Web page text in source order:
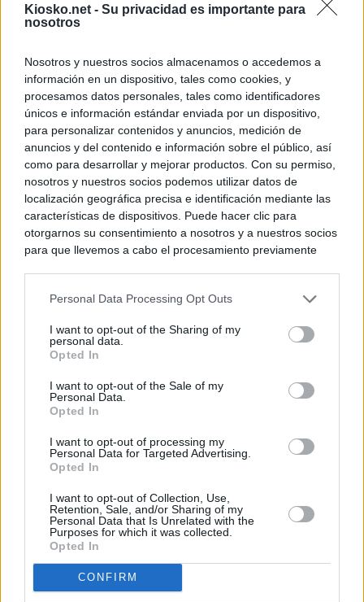
Kiosko.net - Su privacidad es importante para
nosotros
Nosotros y nuestros socios almacenamos o accedemos a
información en un dispositivo, tales como cookies, y
procesamos datos personales, tales como identificadores
únicos e información estándar enviada por un dispositivo,
para personalizar contenidos y anuncios, medición de
anuncios y del contenido e información sobre el público, así
como para desarrollar y mejorar productos. Con su permiso,
nosotros y nuestros socios podemos utilizar datos de
localización geográfica precisa e identificación mediante las
características de dispositivos. Puede hacer clic para
otorgarnos su consentimiento a nosotros y a nuestros socios
para que llevemos a cabo el procesamiento previamente
negar su consentimiento. Tenga en cuenta que algún
de su consentimiento, pero usted tiene el derecho de
rechazar tal procesamiento. Sus preferencias se aplicarán
cualquier momento entrando de nuevo en este sitio web o
visitando nuestra política de privacidad.
Personal Data Processing Opt Outs
I want to opt-out of the Sharing of my
personal data.
Opted In
I want to opt-out of the Sale of my
Personal Data.
Opted In
I want to opt-out of processing my
Personal Data for Targeted Advertising.
Opted In
I want to opt-out of Collection, Use,
Retention, Sale, and/or Sharing of my
Personal Data that Is Unrelated with the
Purposes for which it was collected.
Opted In
CONFIRM